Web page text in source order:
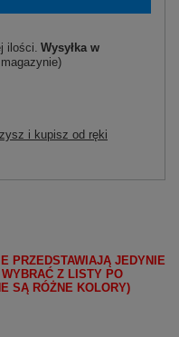
ilości Wysyłka w
i kupisz od ręki
PRZEDSTAWIAJĄ JEDYNIE
Z LISTY PO
SĄ RÓŻNE KOLORY)